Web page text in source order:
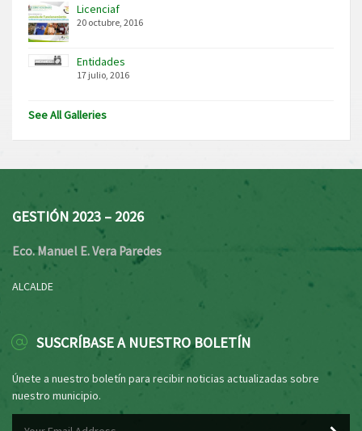
Licenciaf
20 octubre, 2016
Entidades
17 julio, 2016
See All Galleries
GESTIÓN 2023 – 2026
Eco. Manuel E. Vera Paredes
ALCALDE
SUSCRÍBASE A NUESTRO BOLETÍN
Únete a nuestro boletín para recibir noticias actualizadas sobre
nuestro municipio.